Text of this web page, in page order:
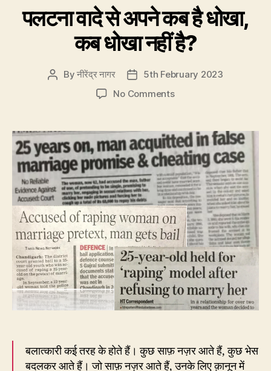
पलटना वादे से अपने कब है धोखा,
कब धोखा नहीं है?
PostByनीरेंद्र नागर
Post
date
5th February 2023
No Commentson
से
अपने
कब
है
धोखा,
कब
धोखा
नहीं
है?
बलात्कारी कई तरह के होते हैं। कुछ साफ़ नज़र आते हैं, कुछ भेस
बदलकर आते हैं। जो साफ़ नज़र आते हैं, उनके लिए क़ानून में